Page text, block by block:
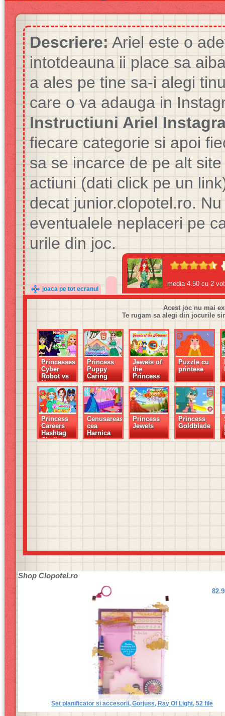
Descriere: Ariel este o
intotdeauna ii place sa
a ales pe tine sa-i alegi
care o va adauga in
Instructiuni Ariel
fiecare categorie si apoi
sa se incarce de pe alt
actiuni (dati click pe un
decat junior.clopotel.ro.
eventualele neplaceri pe
urile din joc.
joaca pe tot ecranul
media 4.50 cu 2
Acest joc nu mai
Te rugam sa alegi din jocurile
Princesses
Cyber
Robot vs
Nature
Princess
Puppy
Caring
Jewels of
the
Princess
Puzzle cu
printese
Princess
Careers
Hashtag
Challenge
Cenusareasa
cea
Harnica
Princess
Jewels
Princess
Goldblade
Shop Clopotel.ro
Set planificator si accesorii, Gorjuss, Ray Of Light, 52 file